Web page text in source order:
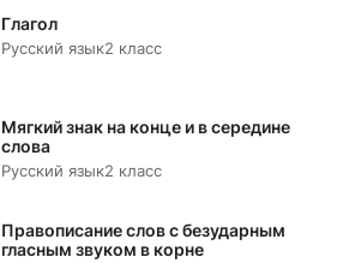
Глагол
Русский язык2 класс
Мягкий знак на конце и в середине
слова
Русский язык2 класс
Правописание слов с безударным
гласным звуком в корне